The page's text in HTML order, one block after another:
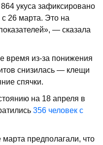
укуса зафиксировано
26 марта. Это на
— сказала
время из-за понижения
снизилась — клещи
спячки.
на 18 апреля в
356 человек с
предполагали, что